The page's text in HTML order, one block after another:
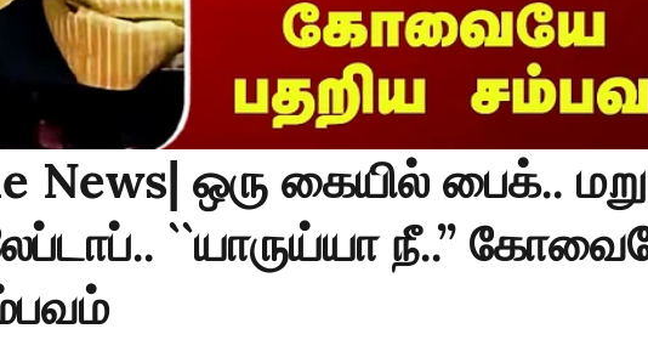
News| ஒரு கையில் பைக்.. மறு
``யாருய்யா நீ..’’